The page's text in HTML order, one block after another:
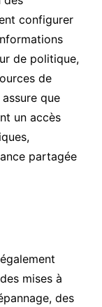
configurer
de politique,
de
que
un accès
partagée
mises à
des